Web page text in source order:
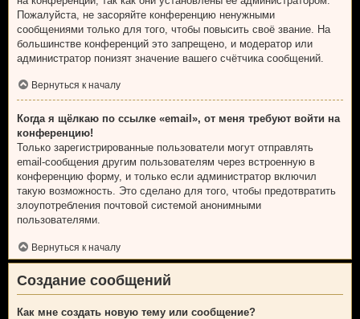
Пожалуйста, не засоряйте конференцию ненужными
сообщениями только для того, чтобы повысить своё звание. На
большинстве конференций это запрещено, и модератор или
администратор понизят значение вашего счётчика сообщений.
Вернуться к началу
Когда я щёлкаю по ссылке «email», от меня требуют войти на
конференцию!
Только зарегистрированные пользователи могут отправлять
email-сообщения другим пользователям через встроенную в
конференцию форму, и только если администратор включил
такую возможность. Это сделано для того, чтобы предотвратить
злоупотребления почтовой системой анонимными
пользователями.
Вернуться к началу
Создание сообщений
Как мне создать новую тему или сообщение?